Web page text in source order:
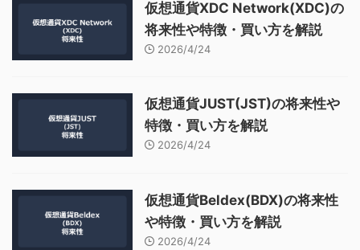
仮想通貨XDC Network(XDC)の
将来性や特徴・買い方を解説
2026/4/24
仮想通貨JUST(JST)の将来性や
特徴・買い方を解説
2026/4/24
仮想通貨Beldex(BDX)の将来性
や特徴・買い方を解説
2026/4/24